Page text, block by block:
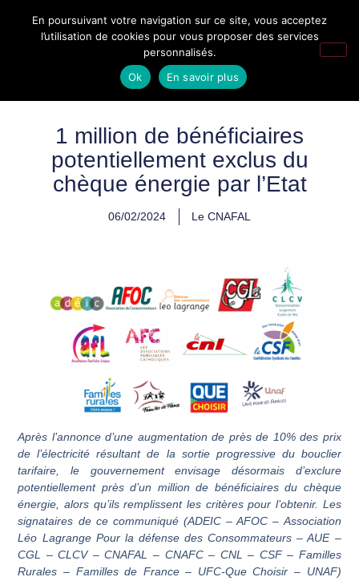
1 million de bénéficiaires
potentiellement exclus du
chèque énergie par l’Etat
06/02/2024 Le CNAFAL
Après l’annonce d’une augmentation de près de 10% des prix
de l’électricité résultant de la sortie progressive du bouclier
tarifaire, le gouvernement envisage désormais d’exclure
potentiellement près d’un million de bénéficiaires du chèque
énergie, alors qu’ils remplissent les critères pour l’obtenir. Les
signataires de ce communiqué (ADEIC – AFOC – Association
Léo Lagrange Pour la défense des Consommateurs – AUE –
CGL – CLCV – CNAFAL – CNAFC – CNL – CSF – Familles
Rurales – Familles de France – UFC-Que Choisir – UNAF)
En poursuivant votre navigation sur ce site, vous acceptez
l’utilisation de cookies pour vous proposer des services
personnalisés.
Ok
En savoir plus